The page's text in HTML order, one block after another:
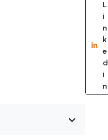
L
i
n
k
e
d
i
n